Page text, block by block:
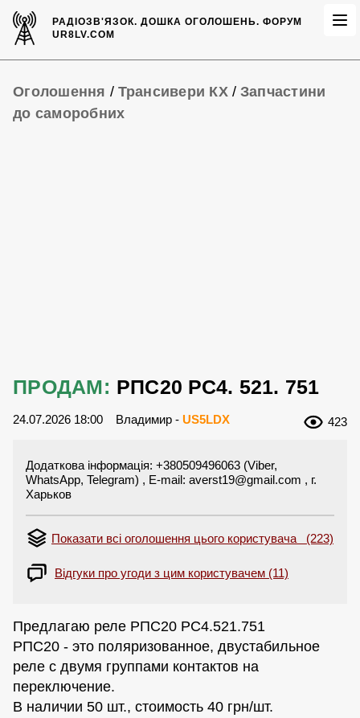
РАДІОЗВ'ЯЗОК.ДОШКА ОГОЛОШЕНЬ. ФОРУМ
UR8LV.COM
Оголошення / Трансивери КХ/ Запчастини
до саморобних
ПРОДАМ: РПС20 РС4. 521. 751
24.07.2026 18:00 Владимир - US5LDX 423
Додаткова інформація: +380509496063 (Viber,
WhatsApp, Telegram) , E-mail: averst19@gmail.com , г.
Харьков
Показати всі оголошення цього користувача (223)
Відгуки про угоди з цим користувачем (11)
Предлагаю реле РПС20 РС4.521.751
РПС20 - это поляризованное, двустабильное
реле с двумя группами контактов на
переключение.
В наличии 50 шт., стоимость 40 грн/шт.